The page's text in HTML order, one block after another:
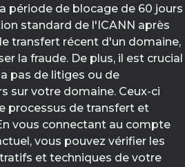
période de blocage de 60 jours
standard de l'ICANN après
transfert récent d'un domaine,
la fraude. De plus, il est crucial
pas de litiges ou de
sur votre domaine. Ceux-ci
processus de transfert et
vous connectant au compte
vous pouvez vérifier les
et techniques de votre